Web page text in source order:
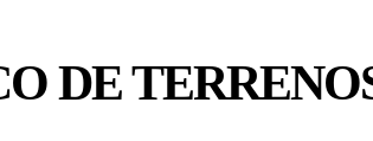
DE